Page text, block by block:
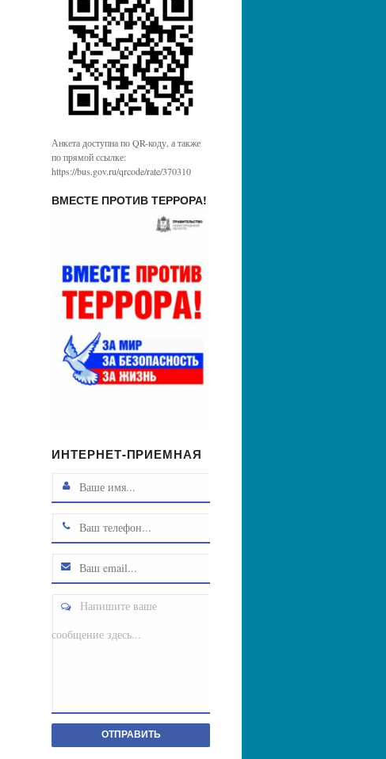
Анкета доступна по QR-коду, а также
по прямой ссылке:
https://bus.gov.ru/qrcode/rate/370310
ВМЕСТЕ ПРОТИВ ТЕРРОРА!
ИНТЕРНЕТ-ПРИЕМНАЯ
Напишите ваше
сообщение здесь...
ОТПРАВИТЬ